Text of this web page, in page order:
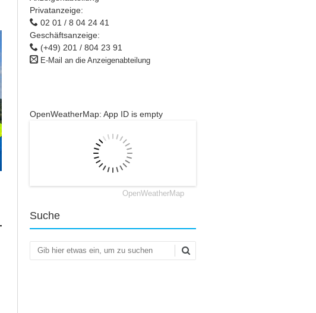
Privatanzeige:
02 01 / 8 04 24 41
Geschäftsanzeige:
(+49) 201 / 804 23 91
E-Mail an die Anzeigenabteilung
OpenWeatherMap: App ID is empty
OpenWeatherMap
Suche
Suchen